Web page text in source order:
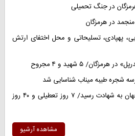
پهپادی، تسلیحاتی و محل اختفای ارتش
۵ شهید و ۴ مجروح
رهبر و پیشوای شیعیان جهان به شهادت رسید/ ۷ روز تعطیلی و ۴۰ روز
مشاهده آرشیو